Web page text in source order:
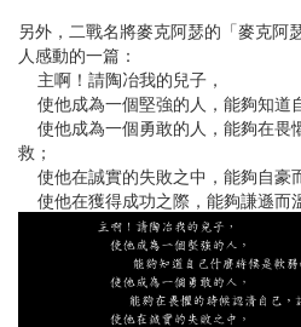
另外，二戰名將麥克阿瑟的「麥克阿
人感動的一篇：
主啊！請陶冶我的兒子，
使他成為一個堅強的人，能夠知道
使他成為一個勇敢的人，能夠在畏
救；
使他在誠實的失敗之中，能夠自豪
使他在獲得成功之際，能夠謙遜而